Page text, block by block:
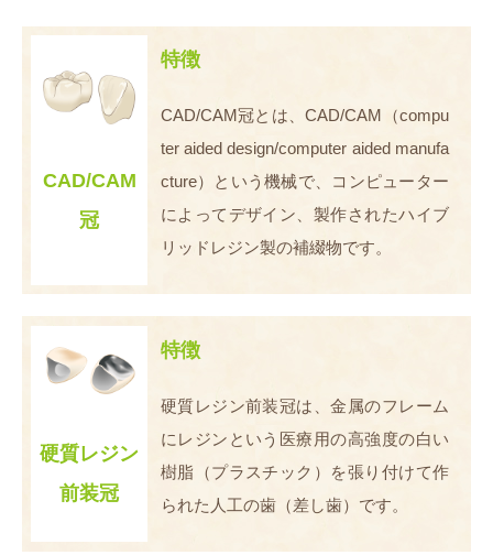
CAD/CAM
冠
特徴
CAD/CAM冠とは、CAD/CAM（compu
ter aided design/computer aided manufa
cture）という機械で、コンピューター
によってデザイン、製作されたハイブ
リッドレジン製の補綴物です。
硬質レジン
前装冠
特徴
硬質レジン前装冠は、金属のフレーム
にレジンという医療用の高強度の白い
樹脂（プラスチック）を張り付けて作
られた人工の歯（差し歯）です。